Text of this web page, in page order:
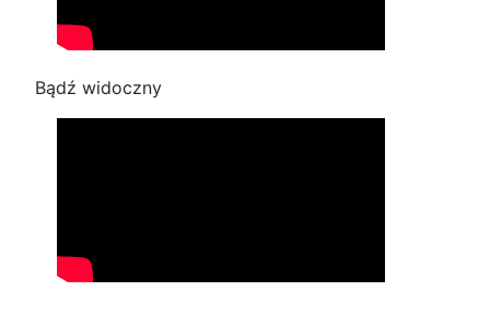
Bądź widoczny